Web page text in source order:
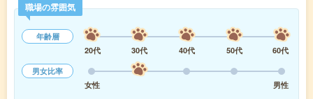
職場の雰囲気
年齢層
20代
30代 40代 50代
60代
男女比率
女性
男性